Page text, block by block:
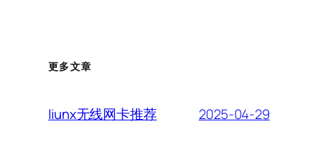
更多文章
liunx无线网卡推荐 2025-04-29